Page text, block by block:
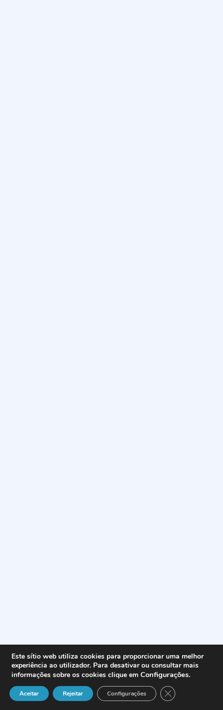
Este sítio web utiliza cookies para proporcionar uma melhor
experiência ao utilizador. Para desativar ou consultar mais
informações sobre os cookies clique em Configurações.
Aceitar Rejeitar Configurações Close GDPR